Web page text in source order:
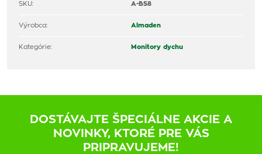
SKU: A-BS8
Výrobca: Almaden
Kategórie: Monitory dychu
DOSTÁVAJTE ŠPECIÁLNE AKCIE A
NOVINKY, KTORÉ PRE VÁS
PRIPRAVUJEME!